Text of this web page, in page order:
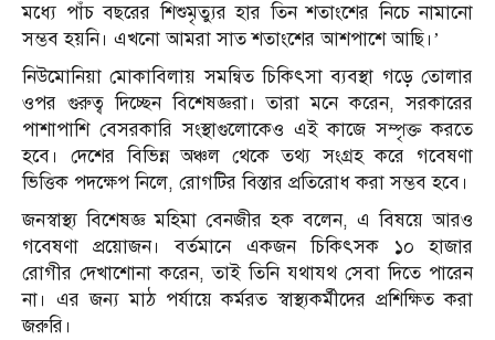
মধ্যে পাঁচ বছরের শিশুমৃত্যুর হার তিন শতাংশের নিচে নামানো
সম্ভব হয়নি। এখনো আমরা সাত শতাংশের আশপাশে আছি।’
নিউমোনিয়া মোকাবিলায় সমন্বিত চিকিৎসা ব্যবস্থা গড়ে তোলার
ওপর গুরুত্ব দিচ্ছেন বিশেষজ্ঞরা। তারা মনে করেন, সরকারের
পাশাপাশি বেসরকারি সংস্থাগুলোকেও এই কাজে সম্পৃক্ত করতে
হবে। দেশের বিভিন্ন অঞ্চল থেকে তথ্য সংগ্রহ করে গবেষণা
ভিত্তিক পদক্ষেপ নিলে, রোগটির বিস্তার প্রতিরোধ করা সম্ভব হবে।
জনস্বাস্থ্য বিশেষজ্ঞ মহিমা বেনজীর হক বলেন, এ বিষয়ে আরও
গবেষণা প্রয়োজন। বর্তমানে একজন চিকিৎসক ১০ হাজার
রোগীর দেখাশোনা করেন, তাই তিনি যথাযথ সেবা দিতে পারেন
না। এর জন্য মাঠ পর্যায়ে কর্মরত স্বাস্থ্যকর্মীদের প্রশিক্ষিত করা
জরুরি।